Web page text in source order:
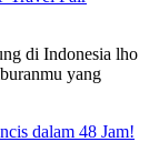
di Indonesia lho
yang
dalam 48 Jam!